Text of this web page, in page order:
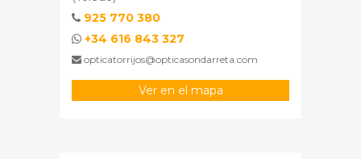
925 770 380
+34 616 843 327
opticatorrijos@opticasondarreta.com
Ver en el mapa